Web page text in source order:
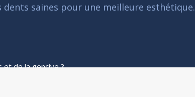
saines pour une meilleure esthétique.
de la gencive ?